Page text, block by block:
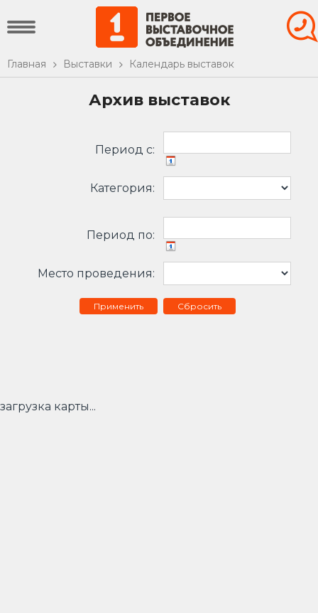
Главная Выставки Календарь выставок
Архив выставок
Период c:
Категория:
Период по:
Место проведения:
Сбросить
загрузка карты...